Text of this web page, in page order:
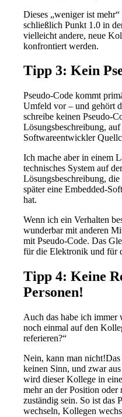
Dieses „weniger ist
schließlich Punkt 1.0 in
vielleicht andere, neue
konfrontiert werden.
Tipp 3: Kein
Pseudo-Code kommt
Umfeld vor – und gehört
schreibe keinen Pseudo-
Lösungsbeschreibung,
Softwareentwickler
Ich mache aber in einem
technisches System auf
Lösungsbeschreibung,
später eine Embedded-
hat.
Wenn ich ein Verhalten
wunderbar mit anderen
mit Pseudo-Code. Das
für die Elektronik und für
Tipp 4: Keine
Personen!
Auch das habe ich immer
noch einmal auf den
referieren?“
Nein, kann man
keinen Sinn, und zwar
wird dieser Kollege in
mehr an der Position
zuständig sein. So ist das
wechseln, Kollegen